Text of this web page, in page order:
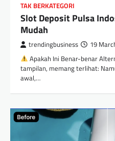
TAK BERKATEGORI
Slot Deposit Pulsa
Mudah
trendingbusiness 19
Apakah Ini Benar-benar
tampilan, memang terlihat:
awal,…